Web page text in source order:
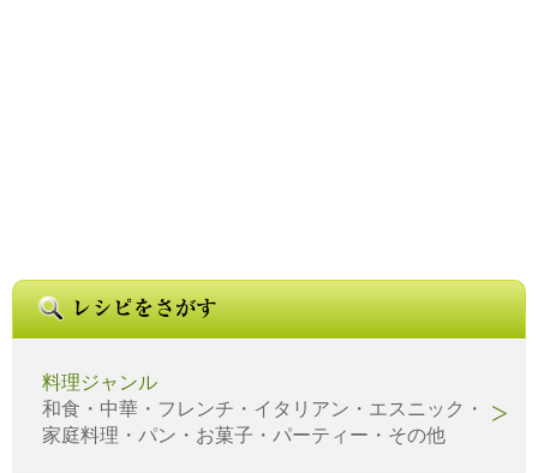
料理ジャンル
和食・中華・フレンチ・イタリアン・エスニック・
家庭料理・パン・お菓子・パーティー・その他